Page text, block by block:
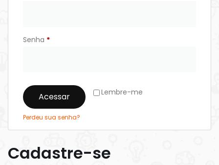
Senha *
Lembre-me
Acessar
Perdeu sua senha?
Cadastre-se